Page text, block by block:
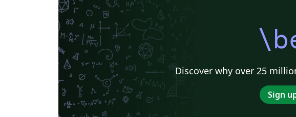
Discover why over 25
Sign